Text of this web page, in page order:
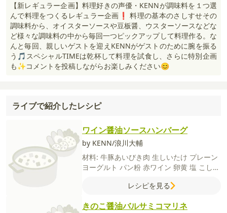
【新レギュラー企画】料理好きの声優・KENNが調味料を１つ選
んで料理をつくるレギュラー企画❗ 料理の基本のさしすせその
調味料から、オイスターソースや豆板醤、ウスターソースなどな
ど様々な調味料の中から毎回一つピックアップして料理作る。な
んと毎回、親しいゲストを迎えKENNがゲストのために腕を振る
う🎵スペシャルTIMEは乾杯して料理を試食し、さらに特別企画
も✨コメントを投稿しながらお楽しみください😊
ライブで紹介したレシピ
ワイン醤油ソースハンバーグ
by KENN/浪川大輔
材料: 牛豚あいびき肉 生しいたけ プレーン
ヨーグルト パン粉 赤ワイン 卵黄 塩 こしょ
にんじんオリーブオイル
にく砂糖【B】水片栗粉
レシピを見る
きのこ醤油バルサミコマリネ